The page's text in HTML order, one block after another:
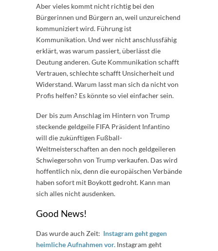
Aber vieles kommt nicht richtig bei den
Bürgerinnen und Bürgern an, weil unzureichend
kommuniziert wird. Führung ist
Kommunikation. Und wer nicht anschlussfähig
erklärt, was warum passiert, überlässt die
Deutung anderen. Gute Kommunikation schafft
Vertrauen, schlechte schafft Unsicherheit und
Widerstand. Warum lasst man sich da nicht von
Profis helfen? Es könnte so viel einfacher sein.
Der bis zum Anschlag im Hintern von Trump
steckende geldgeile FIFA Präsident Infantino
will die zukünftigen Fußball-
Weltmeisterschaften an den noch geldgeileren
Schwiegersohn von Trump verkaufen. Das wird
hoffentlich nix, denn die europäischen Verbände
haben sofort mit Boykott gedroht. Kann man
sich alles nicht ausdenken.
Good News!
Das wurde auch Zeit: Instagram geht gegen
heimliche Aufnahmen vor. Instagram geht